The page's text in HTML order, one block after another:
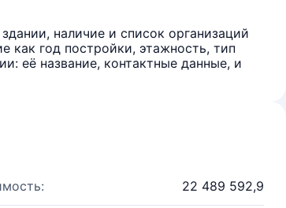
наличие и список организаций
как год постройки, этажность, тип
её название, контактные данные, и
22 489 592,9